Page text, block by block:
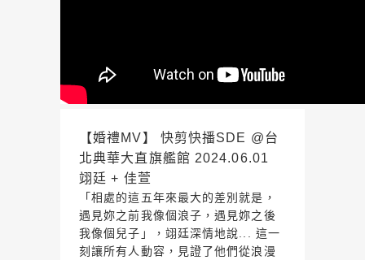
【婚禮MV】 快剪快播SDE @台
北典華大直旗艦館 2024.06.01
翊廷 + 佳萱
「相處的這五年來最大的差別就是，
遇見妳之前我像個浪子，遇見妳之後
我像個兒子」，翊廷深情地說... 這一
刻讓所有人動容，見證了他們從浪漫